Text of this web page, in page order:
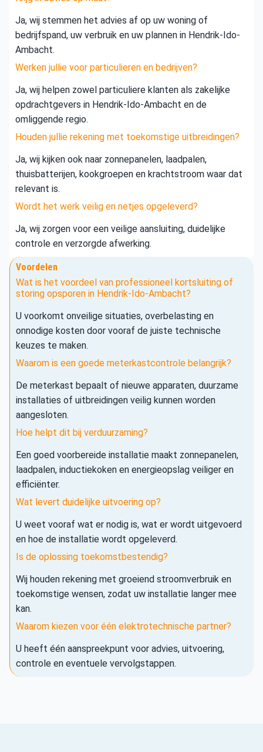
Ja, wij stemmen het advies af op uw woning of
bedrijfspand, uw verbruik en uw plannen in Hendrik-Ido-
Ambacht.
Werken jullie voor particulieren en bedrijven?
Ja, wij helpen zowel particuliere klanten als zakelijke
opdrachtgevers in Hendrik-Ido-Ambacht en de
omliggende regio.
Houden jullie rekening met toekomstige uitbreidingen?
Ja, wij kijken ook naar zonnepanelen, laadpalen,
thuisbatterijen, kookgroepen en krachtstroom waar dat
relevant is.
Wordt het werk veilig en netjes opgeleverd?
Ja, wij zorgen voor een veilige aansluiting, duidelijke
controle en verzorgde afwerking.
Voordelen
Wat is het voordeel van professioneel kortsluiting of
storing opsporen in Hendrik-Ido-Ambacht?
U voorkomt onveilige situaties, overbelasting en
onnodige kosten door vooraf de juiste technische
keuzes te maken.
Waarom is een goede meterkastcontrole belangrijk?
De meterkast bepaalt of nieuwe apparaten, duurzame
installaties of uitbreidingen veilig kunnen worden
aangesloten.
Hoe helpt dit bij verduurzaming?
Een goed voorbereide installatie maakt zonnepanelen,
laadpalen, inductiekoken en energieopslag veiliger en
efficiënter.
Wat levert duidelijke uitvoering op?
U weet vooraf wat er nodig is, wat er wordt uitgevoerd
en hoe de installatie wordt opgeleverd.
Is de oplossing toekomstbestendig?
Wij houden rekening met groeiend stroomverbruik en
toekomstige wensen, zodat uw installatie langer mee
kan.
Waarom kiezen voor één elektrotechnische partner?
U heeft één aanspreekpunt voor advies, uitvoering,
controle en eventuele vervolgstappen.